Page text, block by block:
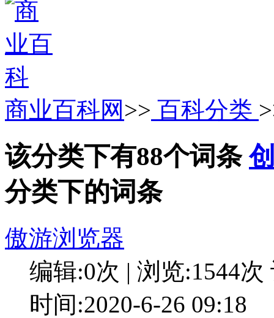
商业百科网 >> 百科分类
该分类下有88个词条
分类下的词条
傲游浏览器
编辑:0次 | 浏览:1544次
时间:2020-6-26 09:18